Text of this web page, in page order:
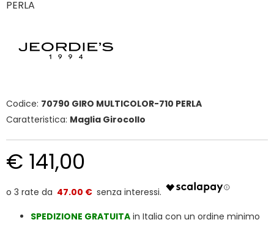
PERLA
Codice: 70790 GIRO MULTICOLOR-710 PERLA
Caratteristica: Maglia Girocollo
€ 141,00
47.00 €
SPEDIZIONE GRATUITA in Italia con un ordine minimo